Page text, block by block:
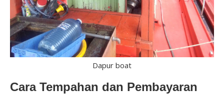
Dapur boat
Cara Tempahan dan Pembayaran